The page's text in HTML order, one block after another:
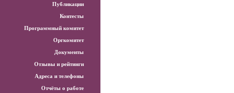
Публикации
Контесты
Программный комитет
Оргкомитет
Документы
Отзывы и рейтинги
Адреса и телефоны
Отчёты о работе